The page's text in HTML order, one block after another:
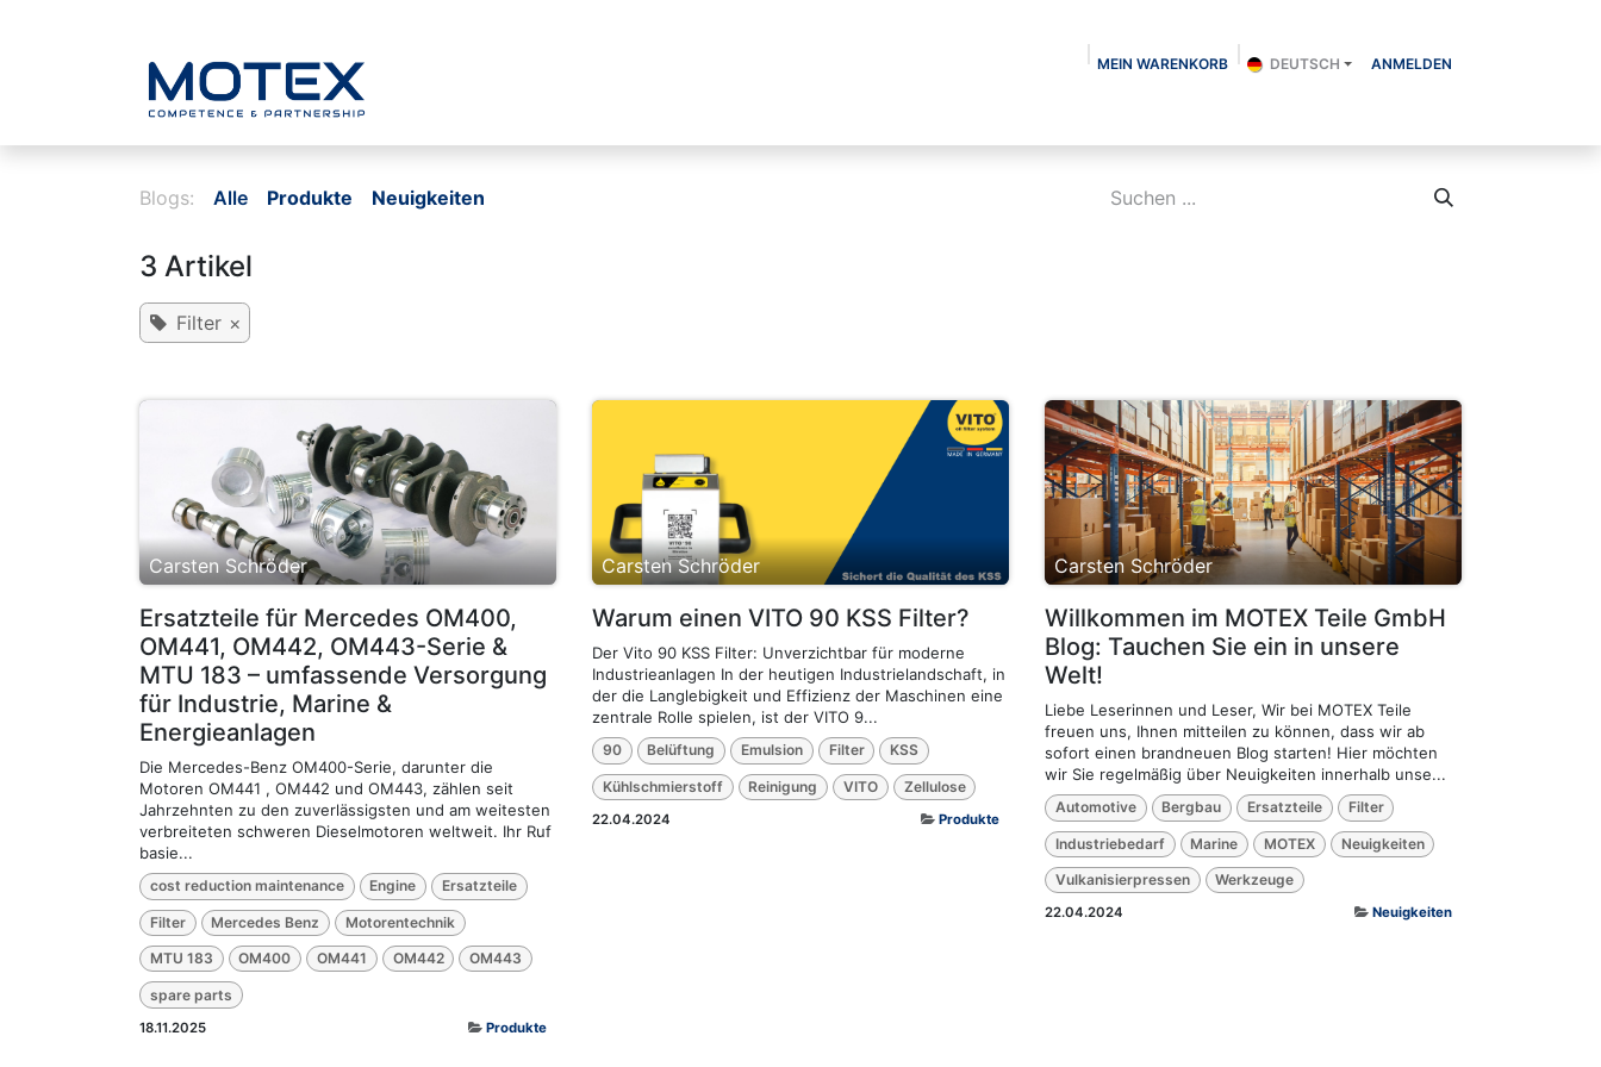
MEIN WARENKORB DEUTSCH ANMELDEN
Blogs: Alle Produkte Neuigkeiten
3 Artikel
Filter ×
Carsten Schröder
Ersatzteile für Mercedes OM400,
OM441, OM442, OM443-Serie &
MTU 183 – umfassende Versorgung
für Industrie, Marine &
Energieanlagen
Die Mercedes-Benz OM400-Serie, darunter die
Motoren OM441 , OM442 und OM443, zählen seit
Jahrzehnten zu den zuverlässigsten und am weitesten
verbreiteten schweren Dieselmotoren weltweit. Ihr Ruf
basie...
cost reduction maintenance Engine Ersatzteile
Filter Mercedes Benz Motorentechnik
MTU 183 OM400 OM441 OM442 OM443
spare parts
18.11.2025 Produkte
Carsten Schröder
Warum einen VITO 90 KSS Filter?
Der Vito 90 KSS Filter: Unverzichtbar für moderne
Industrieanlagen In der heutigen Industrielandschaft, in
der die Langlebigkeit und Effizienz der Maschinen eine
zentrale Rolle spielen, ist der VITO 9...
90 Belüftung Emulsion Filter KSS
Kühlschmierstoff Reinigung VITO Zellulose
22.04.2024 Produkte
Carsten Schröder
Willkommen im MOTEX Teile GmbH
Blog: Tauchen Sie ein in unsere
Welt!
Liebe Leserinnen und Leser, Wir bei MOTEX Teile
freuen uns, Ihnen mitteilen zu können, dass wir ab
sofort einen brandneuen Blog starten! Hier möchten
wir Sie regelmäßig über Neuigkeiten innerhalb unse...
Automotive Bergbau Ersatzteile Filter
Industriebedarf Marine MOTEX Neuigkeiten
Vulkanisierpressen Werkzeuge
22.04.2024 Neuigkeiten